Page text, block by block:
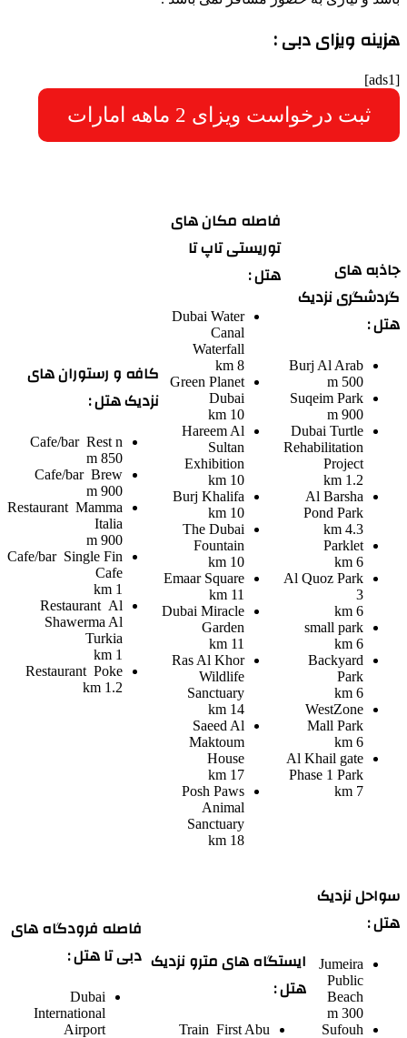
هزینه ویزای دبی :
[ads1]
ثبت درخواست ویزای 2 ماهه امارات
جاذبه های
گردشگری نزدیک
هتل :
Burj Al Arab
500 m
Suqeim Park
900 m
Dubai Turtle
Rehabilitation
Project
1.2 km
Al Barsha
Pond Park
4.3 km
Parklet
6 km
Al Quoz Park
3
6 km
small park
6 km
Backyard
Park
6 km
WestZone
Mall Park
6 km
Al Khail gate
Phase 1 Park
7 km
فاصله مکان های
توریستی تاپ تا
هتل :
Dubai Water
Canal
Waterfall
8 km
Green Planet
Dubai
10 km
Hareem Al
Sultan
Exhibition
10 km
Burj Khalifa
10 km
The Dubai
Fountain
10 km
Emaar Square
11 km
Dubai Miracle
Garden
11 km
Ras Al Khor
Wildlife
Sanctuary
14 km
Saeed Al
Maktoum
House
17 km
Posh Paws
Animal
Sanctuary
18 km
کافه و رستوران های
نزدیک هتل :
Cafe/bar Rest n
850 m
Cafe/bar Brew
900 m
Restaurant Mamma
Italia
900 m
Cafe/bar Single Fin
Cafe
1 km
Restaurant Al
Shawerma Al
Turkia
1 km
Restaurant Poke
1.2 km
سواحل نزدیک
هتل :
Jumeira
Public
Beach
300 m
Sufouh
ایستگاه های مترو نزدیک
هتل :
Train First Abu
فاصله فرودگاه های
دبی تا هتل :
Dubai
International
Airport